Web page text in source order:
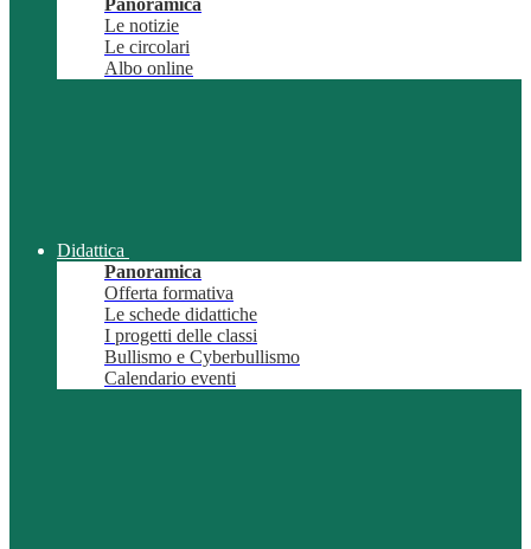
Panoramica
Le notizie
Le circolari
Albo online
Didattica
Panoramica
Offerta formativa
Le schede didattiche
I progetti delle classi
Bullismo e Cyberbullismo
Calendario eventi